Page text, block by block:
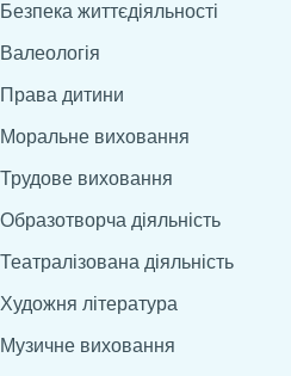
Безпека життєдіяльності
Валеологія
Права дитини
Моральне виховання
Трудове виховання
Образотворча діяльність
Театралізована діяльність
Художня література
Музичне виховання